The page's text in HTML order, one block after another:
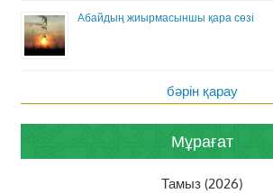
Абайдың жиырмасыншы қара сөзі
бәрін қарау
Мұрағат
Тамыз (2026)